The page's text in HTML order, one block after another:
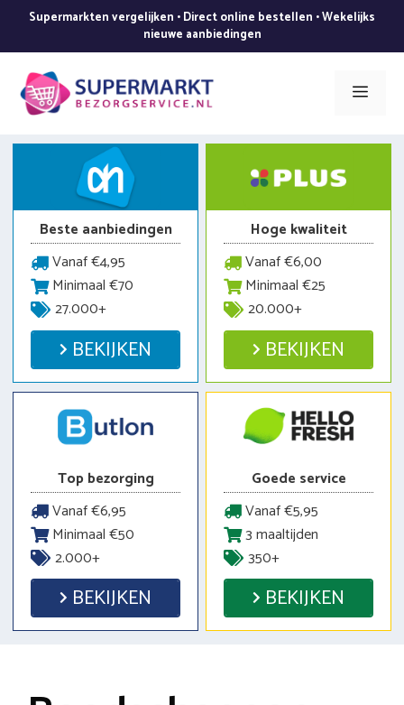
de
inhoud
Supermarkten vergelijken • Direct online bestellen • Wekelijks
nieuwe aanbiedingen
Menu
Beste aanbiedingen
Vanaf €4,95
Minimaal €70
27.000+
BEKIJKEN
Hoge kwaliteit
Vanaf €6,00
Minimaal €25
20.000+
BEKIJKEN
Top bezorging
Vanaf €6,95
Minimaal €50
2.000+
BEKIJKEN
Goede service
Vanaf €5,95
3 maaltijden
350+
BEKIJKEN